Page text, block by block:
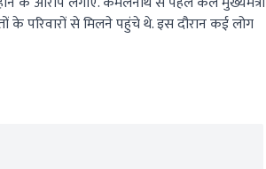
के परिवारों से मिलने पहुंचे थे. इस दौरान कई लोग